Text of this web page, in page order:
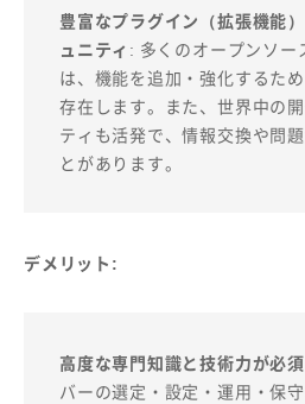
豊富なプラグイン（拡張機能
ュニティ : 多くのオープンソー
は、機能を追加・強化するた
存在します。また、世界中の
ティも活発で、情報交換や問
とがあります。
デメリット:
高度な専門知識と技術力が必須
バーの選定・設定・運用・保